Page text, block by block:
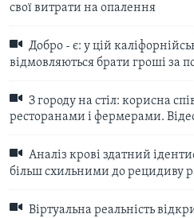
свої витрати на опалення
Добро - є: у цій
відмовляються брати гроші за
З городу на стіл: корисна
ресторанами і фермерами.
Аналіз крові здатний
більш схильними до рецидиву
Віртуальна реальність